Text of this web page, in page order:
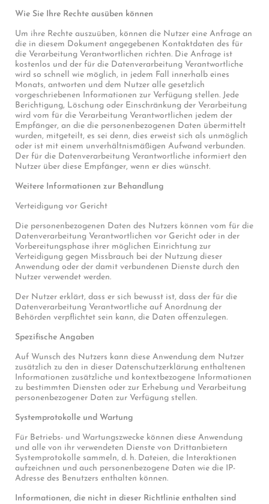
Wie Sie Ihre Rechte ausüben können
Um ihre Rechte auszuüben, können die Nutzer eine Anfrage an
die in diesem Dokument angegebenen Kontaktdaten des für
die Verarbeitung Verantwortlichen richten. Die Anfrage ist
kostenlos und der für die Datenverarbeitung Verantwortliche
wird so schnell wie möglich, in jedem Fall innerhalb eines
Monats, antworten und dem Nutzer alle gesetzlich
vorgeschriebenen Informationen zur Verfügung stellen. Jede
Berichtigung, Löschung oder Einschränkung der Verarbeitung
wird vom für die Verarbeitung Verantwortlichen jedem der
Empfänger, an die die personenbezogenen Daten übermittelt
wurden, mitgeteilt, es sei denn, dies erweist sich als unmöglich
oder ist mit einem unverhältnismäßigen Aufwand verbunden.
Der für die Datenverarbeitung Verantwortliche informiert den
Nutzer über diese Empfänger, wenn er dies wünscht.
Weitere Informationen zur Behandlung
Verteidigung vor Gericht
Die personenbezogenen Daten des Nutzers können vom für die
Datenverarbeitung Verantwortlichen vor Gericht oder in der
Vorbereitungsphase ihrer möglichen Einrichtung zur
Verteidigung gegen Missbrauch bei der Nutzung dieser
Anwendung oder der damit verbundenen Dienste durch den
Nutzer verwendet werden.
Der Nutzer erklärt, dass er sich bewusst ist, dass der für die
Datenverarbeitung Verantwortliche auf Anordnung der
Behörden verpflichtet sein kann, die Daten offenzulegen.
Spezifische Angaben
Auf Wunsch des Nutzers kann diese Anwendung dem Nutzer
zusätzlich zu den in dieser Datenschutzerklärung enthaltenen
Informationen zusätzliche und kontextbezogene Informationen
zu bestimmten Diensten oder zur Erhebung und Verarbeitung
personenbezogener Daten zur Verfügung stellen.
Systemprotokolle und Wartung
Für Betriebs- und Wartungszwecke können diese Anwendung
und alle von ihr verwendeten Dienste von Drittanbietern
Systemprotokolle sammeln, d. h. Dateien, die Interaktionen
aufzeichnen und auch personenbezogene Daten wie die IP-
Adresse des Benutzers enthalten können.
Informationen, die nicht in dieser Richtlinie enthalten sind